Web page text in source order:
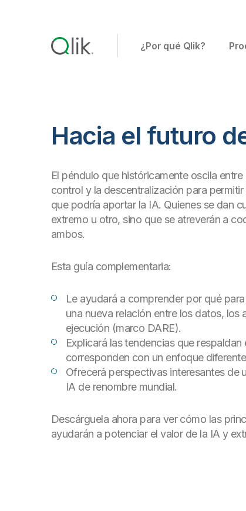
¿Por qué Qlik?
Hacia el futuro
El péndulo que históricamente oscila
control y la descentralización para
que podría aportar la IA. Quienes se dan
extremo u otro, sino que se atreverán a
ambos.
Esta guía complementaria:
Le ayudará a comprender por qué
una nueva relación entre los datos, los
ejecución (marco DARE).
Explicará las tendencias que
corresponden con un enfoque
Ofrecerá perspectivas interesantes de
IA de renombre mundial.
Descárguela ahora para ver cómo las
ayudarán a potenciar el valor de la IA y